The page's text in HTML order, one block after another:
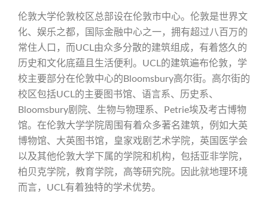
伦敦大学伦敦校区总部设在伦敦市中心。伦敦是世界文
化、娱乐之都，国际金融中心之一，拥有超过八百万的
常住人口，而UCL由众多分散的建筑组成，有着悠久的
历史和文化底蕴且生活便利。UCL的建筑遍布伦敦，学
校主要部分在伦敦中心的Bloomsbury高尔街。高尔街的
校区包括UCL的主要图书馆、语言系、历史系、
Bloomsbury剧院、生物与物理系、Petrie埃及考古博物
馆。在伦敦大学学院周围有着众多著名建筑，例如大英
博物馆、大英图书馆，皇家戏剧艺术学院，英国医学会
以及其他伦敦大学下属的学院和机构，包括亚非学院，
柏贝克学院，教育学院，高等研究院。因此就地理环境
而言，UCL有着独特的学术优势。